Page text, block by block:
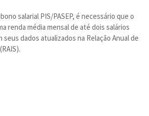
salarial PIS/PASEP, é necessário que o
renda média mensal de até dois salários
seus dados atualizados na Relação Anual de